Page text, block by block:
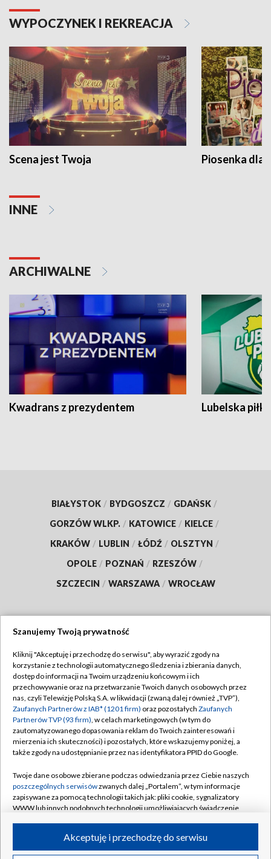
WYPOCZYNEK I REKREACJA
Scena jest Twoja Piosenka dla
INNE
ARCHIWALNE
Kwadrans z prezydentem Lubelska piłka
BIAŁYSTOK / BYDGOSZCZ / GDAŃSK /
GORZÓW WLKP. / KATOWICE / KIELCE /
KRAKÓW / LUBLIN / ŁÓDŹ / OLSZTYN /
OPOLE / POZNAŃ / RZESZÓW /
SZCZECIN / WARSZAWA / WROCŁAW
TVP
Abonament TVP
Emisja w TVP
Centrum informacji TVP
Naziemna Telewizja Cyfrowa
Rada Programowa
System NOS
Informacje o nadawcy
Program dla prasy
Regulamin TVP
Polityka prywatności
Moje zgody
Pomoc
Kontakt
Kanały
©2026 Telewizja Polska S.A. w likwidacji
Szanujemy Twoją prywatność
Kliknij "Akceptuję i przechodzę do serwisu", aby wyrazić zgody na
korzystanie z technologii automatycznego śledzenia i zbierania danych,
dostęp do informacji na Twoim urządzeniu końcowym i ich
przechowywanie oraz na przetwarzanie Twoich danych osobowych przez
nas, czyli Telewizję Polską S.A. w likwidacji (zwaną dalej również „TVP”),
Zaufanych Partnerów z IAB* (1201 firm) oraz pozostałych Zaufanych
Partnerów TVP (93 firm), w celach marketingowych (w tym do
zautomatyzowanego dopasowania reklam do Twoich zainteresowań i
mierzenia ich skuteczności) i pozostałych, które wskazujemy poniżej, a
także zgody na udostępnianie przez nas identyfikatora PPID do Google.
Twoje dane osobowe zbierane podczas odwiedzania przez Ciebie naszych
poszczególnych serwisówzwanych dalej „Portalem”, w tym informacje
zapisywane za pomocą technologii takich jak: pliki cookie, sygnalizatory
WWW lub innych podobnych technologii umożliwiających świadczenie
ruchu w Internecie.Akceptuję i przechodzę do serwisu